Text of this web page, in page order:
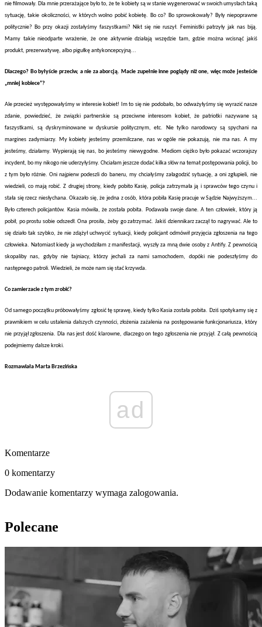
nie filmowały. Dla mnie przerażające było to, że te kobiety są w stanie wygenerować w swoich umysłach taką
sytuację, takie okoliczności, w których wolno pobić kobietę. Bo co? Bo sprowokowały? Były niepoprawne
politycznie? Bo przy okazji zostałyśmy faszystkami? Nikt się nie ruszył. Feministki patrzyły jak nas biją.
Mamy takie nieodparte wrażenie, że one aktywnie działają wszędzie tam, gdzie można wcisnąć jakiś
produkt, prezerwatywę, albo pigułkę antykoncepcyjną...
Dlaczego? Bo byłyście przeciw, a nie za aborcją. Macie zupełnie inne poglądy niż one, więc może jesteście
„mniej kobiece”?
Ale przecież występowałyśmy w interesie kobiet! Im to się nie podobało, bo odważyłyśmy się wyrazić nasze
zdanie, powiedzieć, że związki partnerskie są przeciwne interesom kobiet, że patriotki nazywane są
faszystkami, są dyskryminowane w dyskursie politycznym, etc. Nie tylko narodowcy są spychani na
margines zadymiarzy. My kobiety jesteśmy przemilczane, nas w ogóle nie pokazują, nie ma nas. A my
jesteśmy, działamy. Wypierają się nas, bo jesteśmy niewygodne. Mediom ciężko było pokazać wczorajszy
incydent, bo my nikogo nie uderzyłyśmy. Chciałam jeszcze dodać kilka słów na temat postępowania policji, bo
z tym było różnie. Oni najpierw podeszli do baneru, my chciałyśmy załagodzić sytuację, a oni zgłupieli, nie
wiedzieli, co mają robić. Z drugiej strony, kiedy pobito Kasię, policja zatrzymała ją i sprawców tego czynu i
stała się rzecz niesłychana. Okazało się, że jedna z osób, która pobiła Kasię pracuje w Sądzie Najwyższym...
Było czterech policjantów. Kasia mówiła, że została pobita. Podawała swoje dane. A ten człowiek, który ją
pobił, po prostu sobie odszedł. Ona prosiła, żeby go zatrzymać. Jakiś dziennikarz zaczął to nagrywać. Ale to
się działo tak szybko, że nie zdążył uchwycić sytuacji, kiedy policjant odmówił przyjęcia zgłoszenia na tego
człowieka. Natomiast kiedy ja wychodziłam z manifestacji, wyszły za mną dwie osoby z Antify. Z pewnością
skopaliby nas, gdyby nie tajniacy, którzy jechali za nami samochodem, dopóki nie podeszłyśmy do
następnego patroli. Wiedzieli, że może nam się stać krzywda.
Co zamierzacie z tym zrobić?
Od samego początku próbowałyśmy zgłosić tę sprawę, kiedy tylko Kasia została pobita. Dziś spotykamy się z
prawnikiem w celu ustalenia dalszych czynności, złożenia zażalenia na postępowanie funkcjonariusza, który
nie przyjął zgłoszenia. Dla nas jest dość klarowne, dlaczego on tego zgłoszenia nie przyjął. Z całą pewnością
podejmiemy dalsze kroki.
Rozmawiała Marta Brzezińska
ad
Komentarze
0 komentarzy
Dodawanie komentarzy wymaga zalogowania.
Polecane